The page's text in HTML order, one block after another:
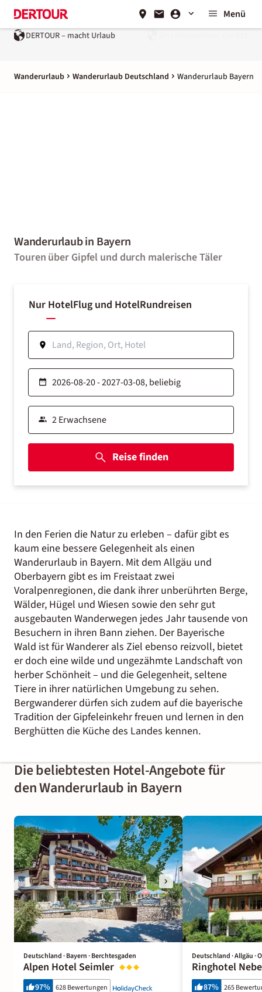
Menü
Ein Unternehmen derREWE Group
Wanderurlaub Wanderurlaub Deutschland Wanderurlaub Bayern
Wanderurlaub in Bayern
Touren über Gipfel und durch malerische Täler
Nur HotelFlug und HotelRundreisen
Reise finden
In den Ferien die Natur zu erleben – dafür gibt es
kaum eine bessere Gelegenheit als einen
Wanderurlaub in Bayern. Mit dem Allgäu und
Oberbayern gibt es im Freistaat zwei
Voralpenregionen, die dank ihrer unberührten Berge,
Wälder, Hügel und Wiesen sowie den sehr gut
ausgebauten Wanderwegen jedes Jahr tausende von
Besuchern in ihren Bann ziehen. Der Bayerische
Wald ist für Wanderer als Ziel ebenso reizvoll, bietet
er doch eine wilde und ungezähmte Landschaft von
herber Schönheit – und die Gelegenheit, seltene
Tiere in ihrer natürlichen Umgebung zu sehen.
Bergwanderer dürfen sich zudem auf die bayerische
Tradition der Gipfeleinkehr freuen und lernen in den
Berghütten die Küche des Landes kennen.
Die beliebtesten Hotel-Angebote für
den Wanderurlaub in Bayern
Deutschland · Bayern · Berchtesgaden
Alpen Hotel Seimler
97% 628 Bewertungen
Deutschland · Allgäu ·
Ringhotel
87% 265